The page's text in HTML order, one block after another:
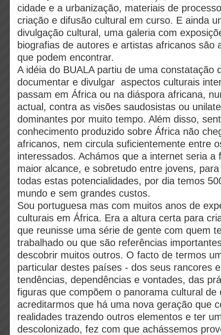
cidade e a urbanização, materiais de
criação e difusão cultural em curso. E ainda
divulgação cultural, uma galeria com
biografias de autores e artistas africanos são
que podem encontrar.
A idéia do BUALA partiu de uma constatação
documentar e divulgar aspectos culturais
passam em África ou na diáspora africana,
actual, contra as visões saudosistas ou
dominantes por muito tempo. Além disso,
conhecimento produzido sobre África não
africanos, nem circula suficientemente entre
interessados. Achámos que a internet seria a
maior alcance, e sobretudo entre jovens,
todas estas potencialidades, por dia temos
mundo e sem grandes custos.
Sou portuguesa mas com muitos anos de
culturais em África. Era a altura certa para
que reunisse uma série de gente com quem
trabalhado ou que são referências
descobrir muitos outros. O facto de termos
particular destes países - dos seus rancores
tendências, dependências e vontades, das
figuras que compõem o panorama cultural de
acreditarmos que há uma nova geração que
realidades trazendo outros elementos e ter
descolonizado, fez com que achássemos